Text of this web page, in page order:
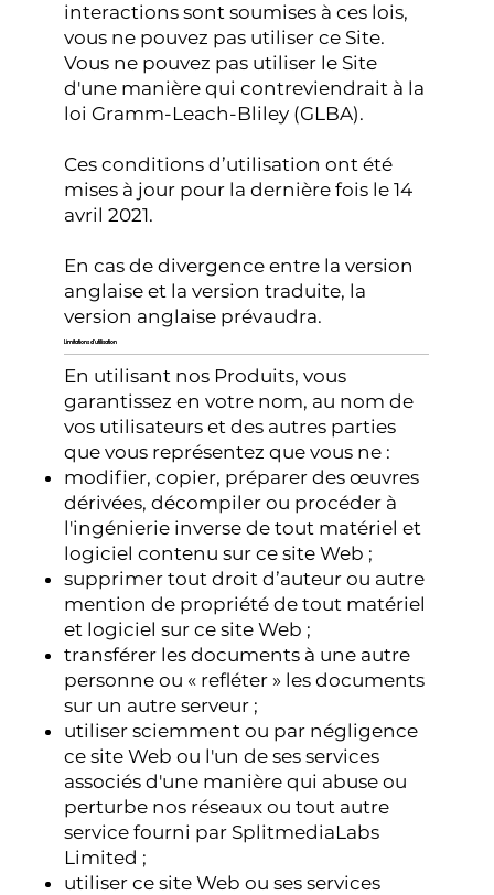
interactions sont soumises à ces lois,
vous ne pouvez pas utiliser ce Site.
Vous ne pouvez pas utiliser le Site
d'une manière qui contreviendrait à la
loi Gramm-Leach-Bliley (GLBA).
Ces conditions d’utilisation ont été
mises à jour pour la dernière fois le 14
avril 2021.
En cas de divergence entre la version
anglaise et la version traduite, la
version anglaise prévaudra.
Limitations d'utilisation
En utilisant nos Produits, vous
garantissez en votre nom, au nom de
vos utilisateurs et des autres parties
que vous représentez que vous ne :
modifier, copier, préparer des œuvres
dérivées, décompiler ou procéder à
l'ingénierie inverse de tout matériel et
logiciel contenu sur ce site Web ;
supprimer tout droit d’auteur ou autre
mention de propriété de tout matériel
et logiciel sur ce site Web ;
transférer les documents à une autre
personne ou « refléter » les documents
sur un autre serveur ;
utiliser sciemment ou par négligence
ce site Web ou l'un de ses services
associés d'une manière qui abuse ou
perturbe nos réseaux ou tout autre
service fourni par SplitmediaLabs
Limited ;
utiliser ce site Web ou ses services